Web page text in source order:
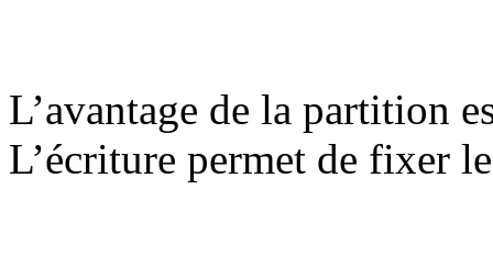
L’avantage de la partition
L’écriture permet de fixer